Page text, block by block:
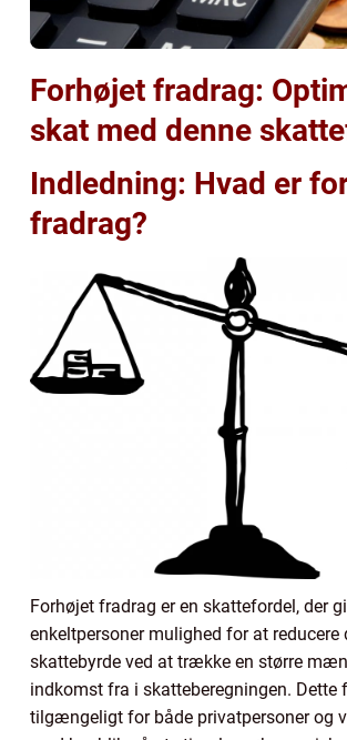
Forhøjet fradrag:
skat med denne
Indledning: Hvad er
fradrag?
Forhøjet fradrag er en skattefordel, der
enkeltpersoner mulighed for at reducere
skattebyrde ved at trække en større
indkomst fra i skatteberegningen. Dette
tilgængeligt for både privatpersoner og